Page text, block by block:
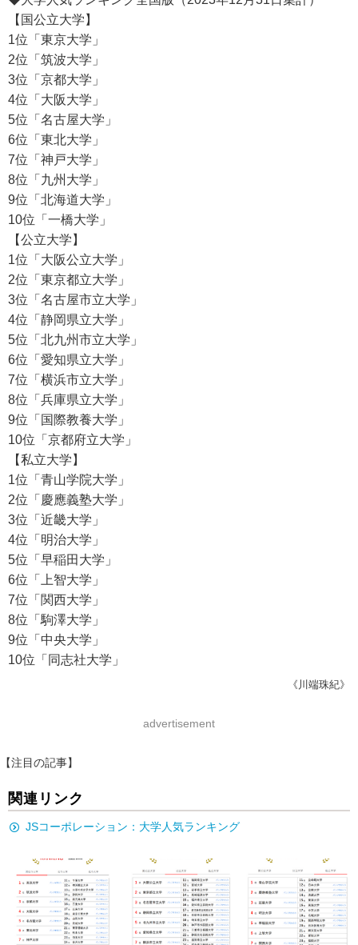
【国公立大学】
1位「東京大学」
2位「筑波大学」
3位「京都大学」
4位「大阪大学」
5位「名古屋大学」
6位「東北大学」
7位「神戸大学」
8位「九州大学」
9位「北海道大学」
10位「一橋大学」
【公立大学】
1位「大阪公立大学」
2位「東京都立大学」
3位「名古屋市立大学」
4位「静岡県立大学」
5位「北九州市立大学」
6位「愛知県立大学」
7位「横浜市立大学」
8位「兵庫県立大学」
9位「国際教養大学」
10位「京都府立大学」
【私立大学】
1位「青山学院大学」
2位「慶應義塾大学」
3位「近畿大学」
4位「明治大学」
5位「早稲田大学」
6位「上智大学」
7位「関西大学」
8位「駒澤大学」
9位「中央大学」
10位「同志社大学」
《川端珠紀》
advertisement
【注目の記事】
関連リンク
JSコーポレーション：大学人気ランキング